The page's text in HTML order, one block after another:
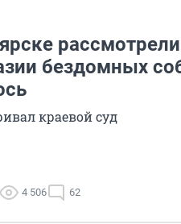
бездомных
краевой суд
4 506 62